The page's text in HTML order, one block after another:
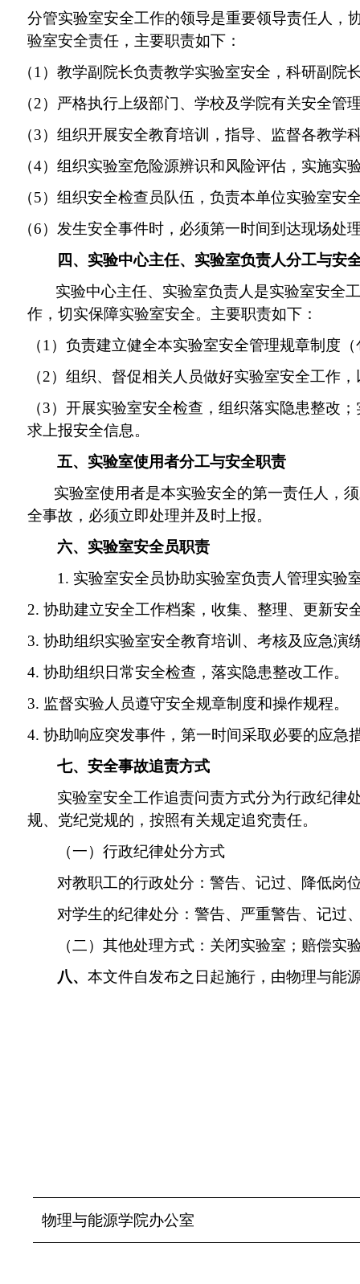
分管实验室安全工作的领导是重要领导责任人，
验室安全责任， 主要职责如下：
（1）教学副院长负责教学实验室安全，科研副院
（2）严格执行上级部门、学校及学院有关安全管
（3）组织开展安全教育培训，指导、监督各教学
（4）组织实验室危险源辨识和风险评估， 实施实
（5） 组织安全检查员队伍， 负责本单位实验室安
（6） 发生安全事件时，必须第一时间到达现场处
四、实验中心主任、 实验室负责人分工与安
实验中心主任、 实验室负责人 是实验室安全
作，切实保障实验室安全。 主要职责如下 ：
（1）负责建立健全本实验室安全管理规章制度
（2）组织、督促相关人员做好实验室安全工作
（3）开展实验室安全检查，组织落实隐患整改
求 上报安全信息。
五、实验室使用者分工与安全职责
实验室使用者是本实验安全的第一责任人，
全事故，必须立即处理并及时上报。
六、实验室安全员职责
1 . 实验室安全员协助实验室负责人管理实验
2. 协助建立安全工作档案，收集、整理、更新安
3. 协助组织实验室安全教育培训、 考核及应急演
4. 协助组织 日常安全检查， 落实隐患整改工作。
3. 监督实验人员遵守安全规章制度和操作规程。
4. 协助响应突发事件，第一时间采取必要的应急
七、安全事故追责方式
实验室安全工作追责问责方式分为行政纪律
规、党纪党规的，按照有关规定追究责任。
（一）行政纪律处分方式
对教职工的行政处分：警告、记过、降低岗
对学生的纪律处分：警告、严重警告、记过
（二）其他处理方式：关闭实验室；赔偿
八、 本文件自发布之日起施行，由物理与能
物理与能源学院办公室